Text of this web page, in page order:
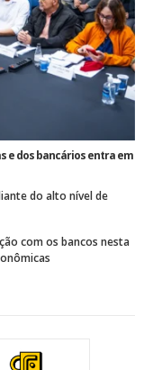
e dos bancários entra em
do alto nível de
com os bancos nesta